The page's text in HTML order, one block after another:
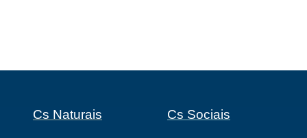
Cs Naturais Cs Sociais